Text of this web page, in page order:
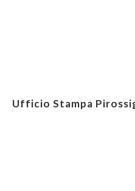
Ufficio Stampa